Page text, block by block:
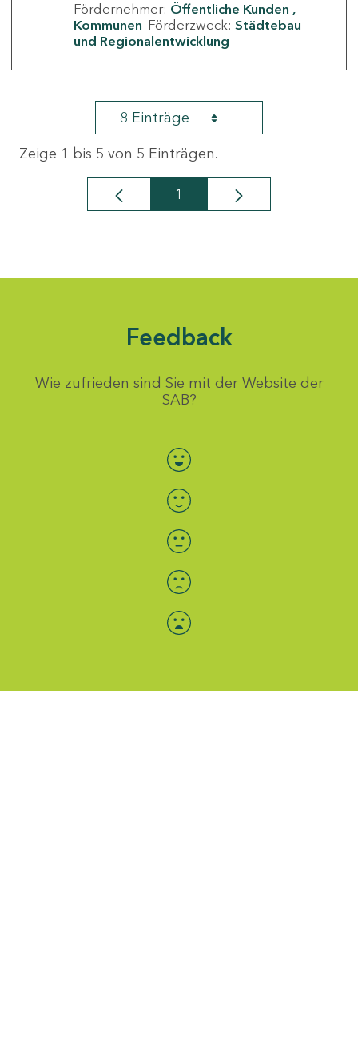
Fördernehmer: Öffentliche Kunden
Kommunen Förderzweck: Städtebau
und Regionalentwicklung
8 Einträge
Zeige 1 bis 5 von 5 Einträgen.
Seite
1
Feedback
Wie zufrieden sind Sie mit der Website der
SAB?
Bewertung auswählen